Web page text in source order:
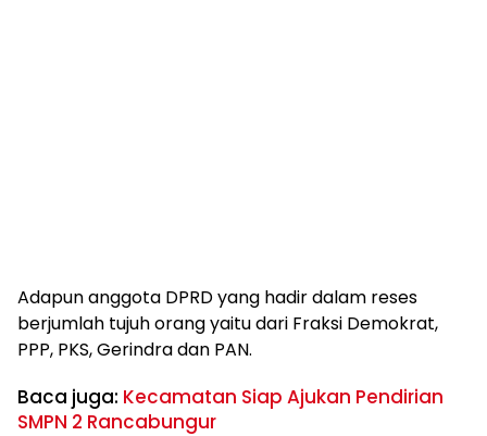
Adapun anggota DPRD yang hadir dalam reses
berjumlah tujuh orang yaitu dari Fraksi Demokrat,
PPP, PKS, Gerindra dan PAN.
Baca juga: Kecamatan Siap Ajukan Pendirian
SMPN 2 Rancabungur